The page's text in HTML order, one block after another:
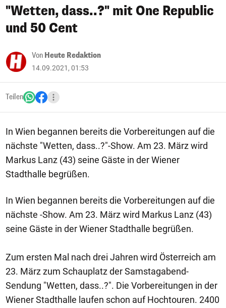
"Wetten, dass..?" mit One Republic
und 50 Cent
Von Heute Redaktion
14.09.2021, 01:53
Teilen
In Wien begannen bereits die Vorbereitungen auf die
nächste "Wetten, dass..?"-Show. Am 23. März wird
Markus Lanz (43) seine Gäste in der Wiener
Stadthalle begrüßen.
In Wien begannen bereits die Vorbereitungen auf die
nächste -Show. Am 23. März wird Markus Lanz (43)
seine Gäste in der Wiener Stadthalle begrüßen.
Zum ersten Mal nach drei Jahren wird Österreich am
23. März zum Schauplatz der Samstagabend-
Sendung "Wetten, dass..?". Die Vorbereitungen in der
Wiener Stadthalle laufen schon auf Hochtouren. 2400